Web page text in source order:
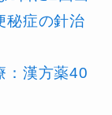
秘症の針治
：漢方薬40